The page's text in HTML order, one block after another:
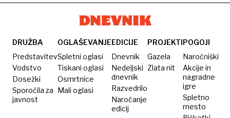
nogah
DRUŽBA
Predstavitev
Vodstvo
Dosežki
Sporočila za
javnost
OGLAŠEVANJE
Spletni oglasi
Tiskani oglasi
Osmrtnice
Mali oglasi
EDICIJE
Dnevnik
Nedeljski
dnevnik
Razvedrilo
Naročanje
edicij
PROJEKTI
Gazela
Zlata nit
POGOJI
Naročniški
Akcije in
nagradne
igre
Spletno
mesto